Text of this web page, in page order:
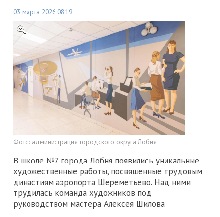
03 марта 2026 08:19
Фото: администрация городского округа Лобня
В школе №7 города Лобня появились уникальные
художественные работы, посвященные трудовым
династиям аэропорта Шереметьево. Над ними
трудилась команда художников под
руководством мастера Алексея Шилова.